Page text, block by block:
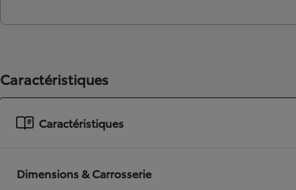
Caractéristiques
Caractéristiques
Dimensions & Carrosserie